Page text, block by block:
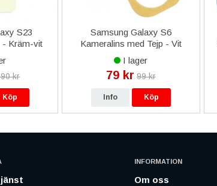
S23
- Kräm-vit
kr
Köp
Samsung Galaxy S6
Kameralins med Tejp - Vit
I lager
79 kr 99 kr
Info Köp
INFORMATION
Om oss